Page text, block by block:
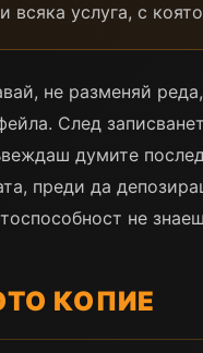
услуга, с
не разменяй
След
думите
преди да
не
КОПИЕ